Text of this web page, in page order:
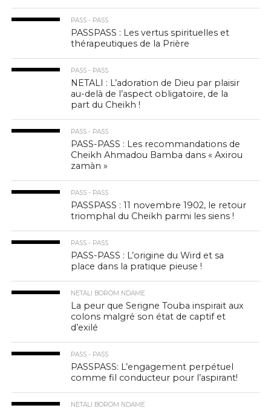
PASS - PASS
PASSPASS : Les vertus spirituelles et
thérapeutiques de la Prière
PASS - PASS
NETALI : L’adoration de Dieu par plaisir
au-delà de l’aspect obligatoire, de la
part du Cheikh !
PASS - PASS
PASS-PASS : Les recommandations de
Cheikh Ahmadou Bamba dans « Axirou
zamàn »
PASS - PASS
PASSPASS : 11 novembre 1902, le retour
triomphal du Cheikh parmi les siens !
PASS - PASS
PASS-PASS : L’origine du Wird et sa
place dans la pratique pieuse !
NETALI BOROM NDAME
La peur que Serigne Touba inspirait aux
colons malgré son état de captif et
d’exilé
PASS - PASS
PASSPASS: L’engagement perpétuel
comme fil conducteur pour l’aspirant!
NETALI BOROM NDAME